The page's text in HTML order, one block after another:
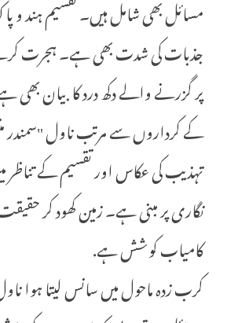
مسائل بھی شامل ہیں۔ تقسیم ہند و
جذبات کی شدت بھی ہے۔ ہجرت
پر گزرنے والے دکھ درد کا بیان بھی
کے کرداروں سے مرتب ناول "سمندر
تہذیب کی عکاس اور تقسیم کے تناظر
نگاری پر مبنی ہے۔ زمین کھود کر
کامیاب کوشش ہے.
کرب زدہ ماحول میں سانس لیتا ہوا